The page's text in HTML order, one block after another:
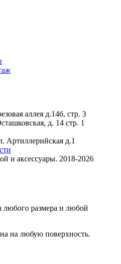
аллея д.14б, стр. 3
д. 14 стр. 1
Артиллерийская д.1
и аксессуары. 2018-2026
любого размера и любой
на любую поверхность.